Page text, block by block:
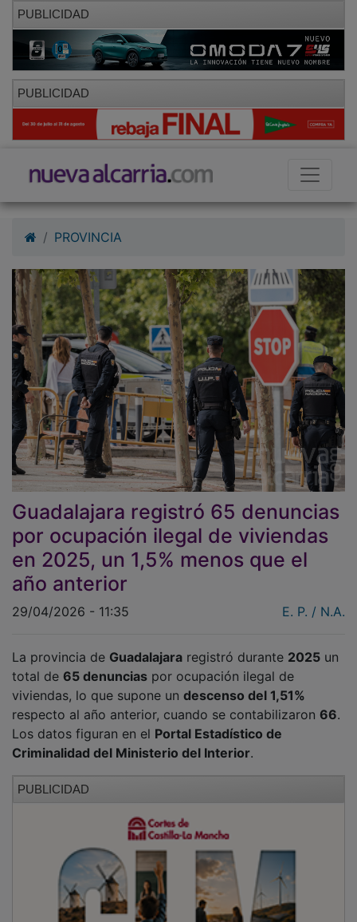
PUBLICIDAD
PUBLICIDAD
PROVINCIA
Guadalajara registró 65 denuncias
por ocupación ilegal de viviendas
en 2025, un 1,5% menos que el
año anterior
29/04/2026 - 11:35 E. P. / N.A.
La provincia de Guadalajara registró durante 2025 un
total de 65 denuncias por ocupación ilegal de
viviendas, lo que supone un descenso del 1,51%
respecto al año anterior, cuando se contabilizaron 66.
Los datos figuran en el Portal Estadístico de
Criminalidad del Ministerio del Interior.
PUBLICIDAD